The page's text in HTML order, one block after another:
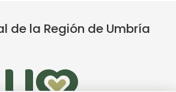
de la Región de Umbría